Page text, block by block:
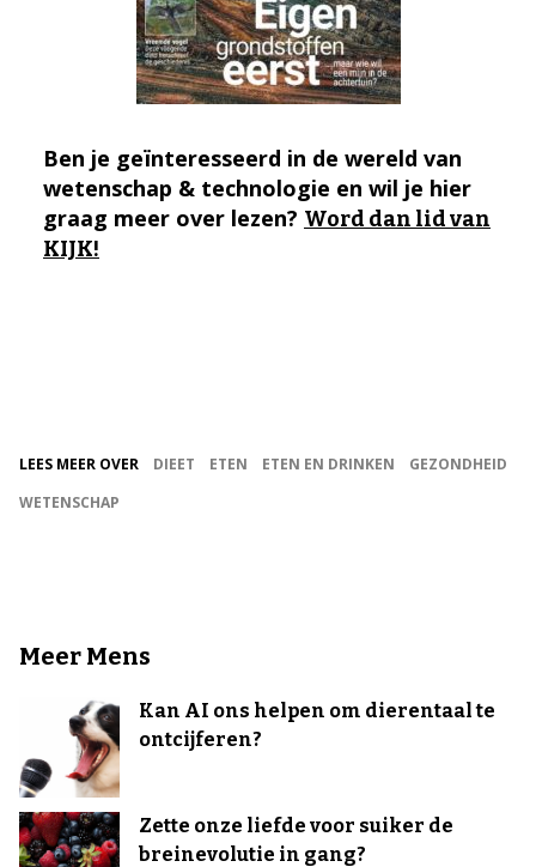
Ben je geïnteresseerd in de wereld van
wetenschap & technologie en wil je hier
graag meer over lezen? Word dan lid van
KIJK!
LEES MEER OVER DIEET ETEN ETEN EN DRINKEN
GEZONDHEID
WETENSCHAP
Meer Mens
Kan AI ons helpen om dierentaal te
ontcijferen?
Zette onze liefde voor suiker de
breinevolutie in gang?